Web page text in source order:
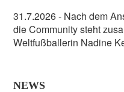
31.7.2026- Nach dem
die Community steht
Weltfußballerin Nadine
NEWS